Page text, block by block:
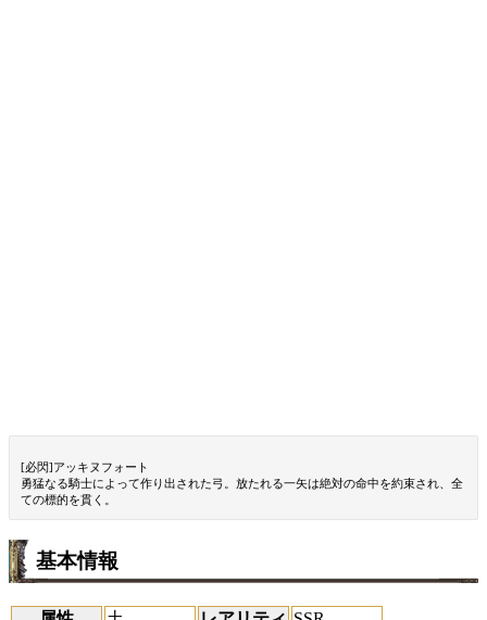
[必閃]アッキヌフォート
勇猛なる騎士によって作り出された弓。放たれる一矢は絶対の命中を約束され、全
ての標的を貫く。
基本情報